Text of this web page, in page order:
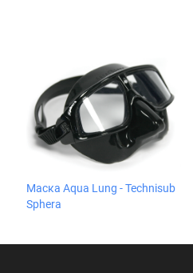
Маска Aqua Lung - Technisub
Sphera